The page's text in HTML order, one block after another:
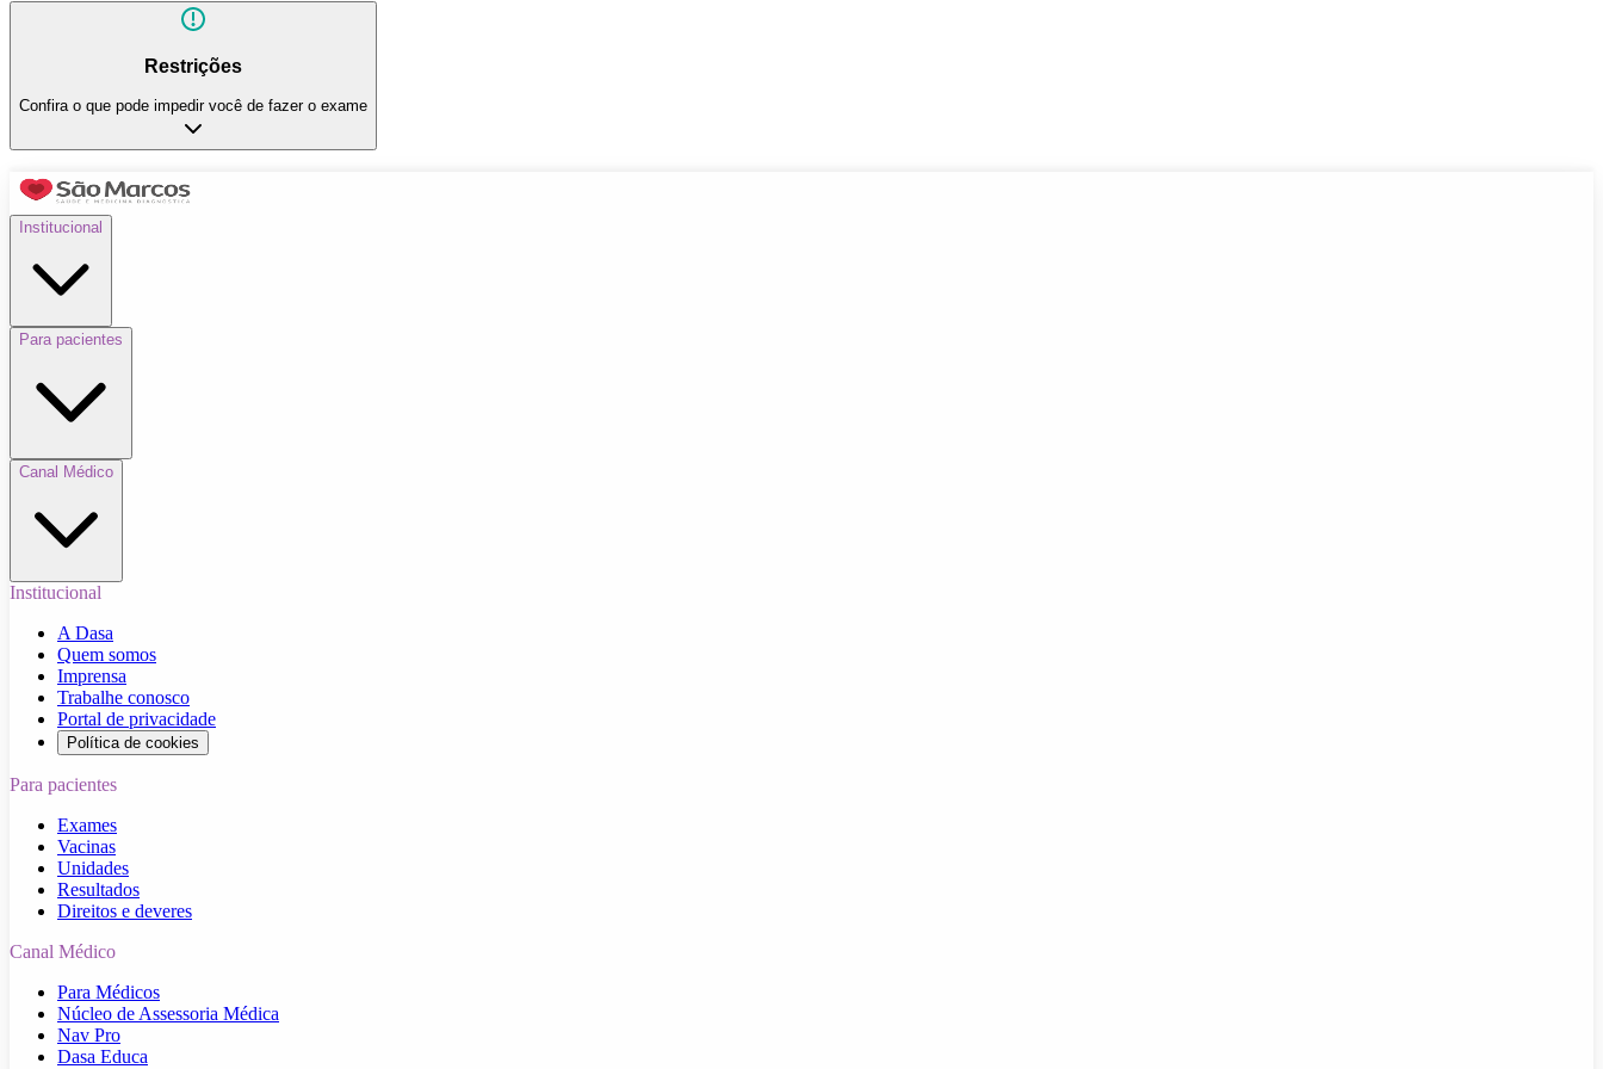
Restrições
Confira o que pode impedir você de fazer o exame
Institucional
Para pacientes
Canal Médico
Institucional
A Dasa
Quem somos
Imprensa
Trabalhe conosco
Portal de privacidade
Política de cookies
Para pacientes
Exames
Vacinas
Unidades
Resultados
Direitos e deveres
Canal Médico
Para Médicos
Núcleo de Assessoria Médica
Nav Pro
Dasa Educa